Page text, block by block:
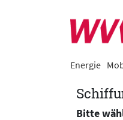
Energie
Bitte